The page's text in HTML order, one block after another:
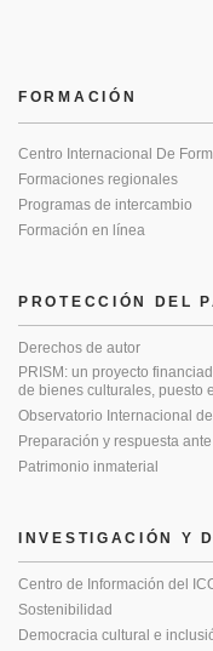
PROTECCIÓN DEL
Derechos de autor
PRISM: un proyecto
de bienes culturales, puesto
Observatorio Internacional
Preparación y respuesta
Patrimonio inmaterial
FORMACIÓN
Centro Internacional De
Formaciones regionales
Programas de intercambio
Formación en línea
INVESTIGACIÓN Y
Centro de Información del
Sostenibilidad
Democracia cultural e